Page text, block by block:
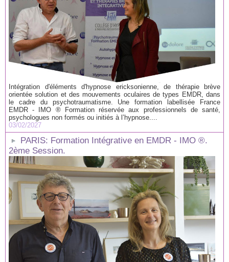
Intégration d'éléments d'hypnose ericksonienne, de thérapie brève
orientée solution et des mouvements oculaires de types EMDR, dans
le cadre du psychotraumatisme. Une formation labellisée France
EMDR - IMO ® Formation réservée aux professionnels de santé,
psychologues non formés ou initiés à l’hypnose....
03/02/2027
PARIS: Formation Intégrative en EMDR - IMO ®.
2ème Session.